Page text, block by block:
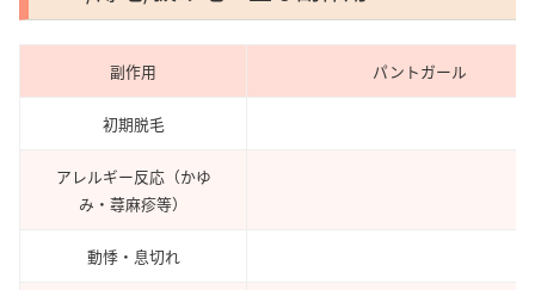
副作用 パントガール
初期脱毛
アレルギー反応（かゆ
み・蕁麻疹等）
動悸・息切れ